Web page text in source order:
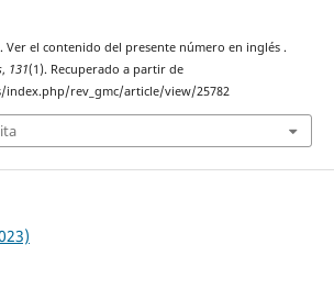
Ver el contenido del presente número en inglés .
, 131(1). Recuperado a partir de
index.php/rev_gmc/article/view/25782